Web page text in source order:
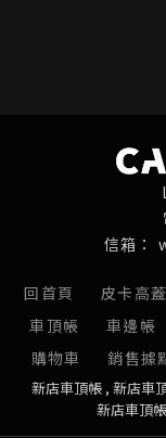
回首頁 皮卡高
車頂帳
車邊帳
購物車
銷售據
新店車頂帳 新店車
新店車頂